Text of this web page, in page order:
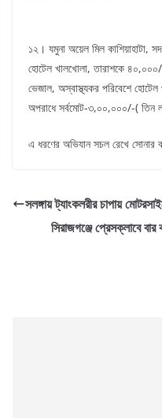
১২। যমুনা অয়েল মিল কাশিয়াহাটা,
হোটেল খালখোলা, তারাশকে
ভেজাল, অস্বাস্থ্যকর পরিবেশে হোটেল
অপরাধে সর্বমোট-৩,০০,০০০/-( তিন
এ ধরণের অভিযান সচল রেখে সোনার
সলঙ্গায় ট্যাংকলরীর চাপায়
সিরাজগঞ্জে প্রেসক্লাবে